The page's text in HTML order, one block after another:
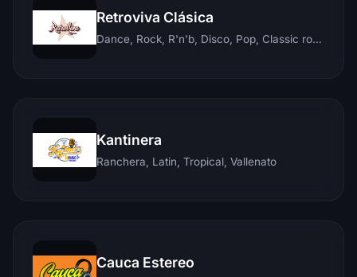
Retroviva Clásica
Dance, Rock, R'n'b, Disco, Pop, Classic rock, Techno, Reggae
Kantinera
Ranchera, Latin, Tropical, Vallenato
Cauca Estereo